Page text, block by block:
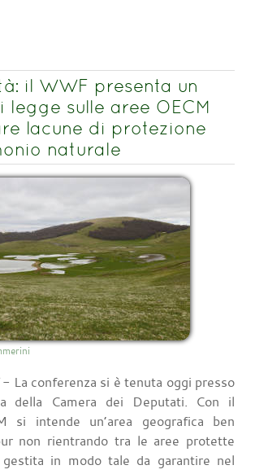
il WWF presenta un
legge sulle aree OECM
lacune di protezione
naturale
La conferenza si è tenuta oggi presso
della Camera dei Deputati. Con il
si intende un’area geografica ben
non rientrando tra le aree protette
in modo tale da garantire nel